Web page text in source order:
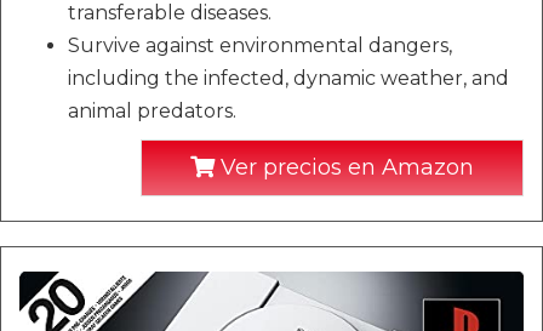
transferable diseases.
Survive against environmental dangers,
including the infected, dynamic weather, and
animal predators.
Ver precios en Amazon